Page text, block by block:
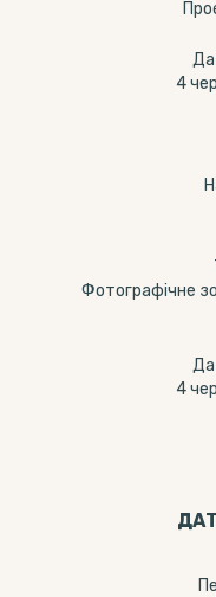
4
Фотографічне
4